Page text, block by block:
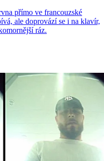
přímo ve francouzské
ale doprovází se i na klavír,
ráz.